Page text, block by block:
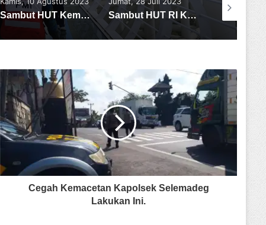
Sambut HUT RI Ke-78, Koramil 1619-07/Baturiti Ajak Warga dan Siswa Siswi SD, Laksanakan Gotong Royong Bersama
2025
IGN AGUNG KRISNA DHARMA PUTRA
Cegah Kemacetan Kapolsek Selemadeg
Lakukan Ini.